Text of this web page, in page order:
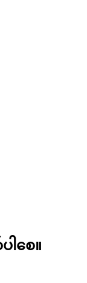
စေ။